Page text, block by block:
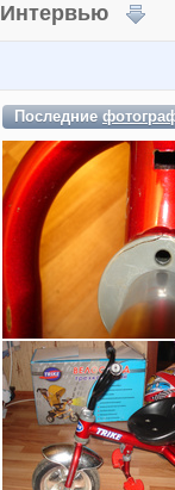
Интервью
Последние